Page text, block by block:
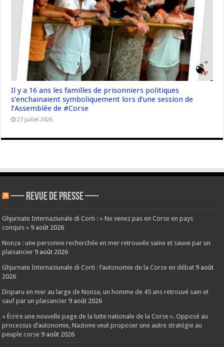
Il y a 16 ans les familles de prisonniers politiques
s’enchainaient symboliquement lors d’une session de
l’Assemblée de #Corse
27 juillet 2026
—- REVUE DE PRESSE —-
Ghjurnate Internaziunale di Corti : « Ne venez pas en Corse en pays
conquis » 9 août 2026
Nonza : une personne recherchée en mer retrouvée saine et sauve par un
plaisancier 9 août 2026
Ghjurnate Internaziunale di Corti : l’autonomie de la Corse en débat 9 août
2026
Disparu en mer au large de Nonza, un homme de 45 ans retrouvé sain et
sauf par un plaisancier 9 août 2026
« Écrire une nouvelle page de la lutte nationale de la Corse ». Opposé au
processus d’autonomie, Nazione veut proposer une autre stratégie au
peuple corse 9 août 2026